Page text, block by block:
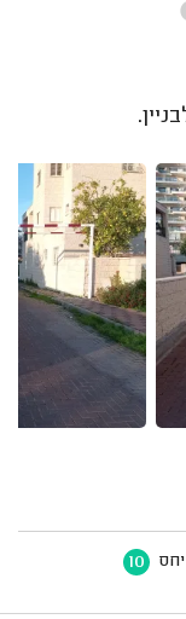
יחס 10